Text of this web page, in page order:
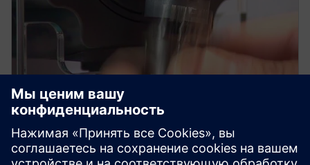
Motion Control Motors
Accessories